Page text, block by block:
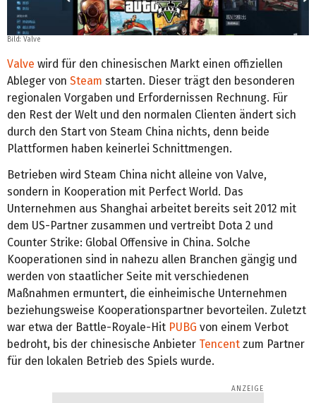
Bild: Valve
Valve wird für den chinesischen Markt einen offiziellen
Ableger von Steam starten. Dieser trägt den besonderen
regionalen Vorgaben und Erfordernissen Rechnung. Für
den Rest der Welt und den normalen Clienten ändert sich
durch den Start von Steam China nichts, denn beide
Plattformen haben keinerlei Schnittmengen.
Betrieben wird Steam China nicht alleine von Valve,
sondern in Kooperation mit Perfect World. Das
Unternehmen aus Shanghai arbeitet bereits seit 2012 mit
dem US-Partner zusammen und vertreibt Dota 2 und
Counter Strike: Global Offensive in China. Solche
Kooperationen sind in nahezu allen Branchen gängig und
werden von staatlicher Seite mit verschiedenen
Maßnahmen ermuntert, die einheimische Unternehmen
beziehungsweise Kooperationspartner bevorteilen. Zuletzt
war etwa der Battle-Royale-Hit PUBG von einem Verbot
bedroht, bis der chinesische Anbieter Tencent zum Partner
für den lokalen Betrieb des Spiels wurde.